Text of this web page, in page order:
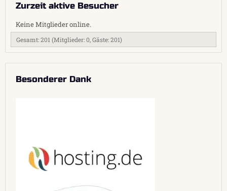
Zurzeit aktive Besucher
Keine Mitglieder online.
Gesamt: 201 (Mitglieder: 0, Gäste: 201)
Besonderer Dank